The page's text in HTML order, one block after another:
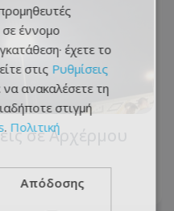
σε Αρχέρμου
σε έννομο
έχετε το
στις Ρυθμίσεις
ανακαλέσετε τη
στιγμή
. Πολιτική
Απόδοσης